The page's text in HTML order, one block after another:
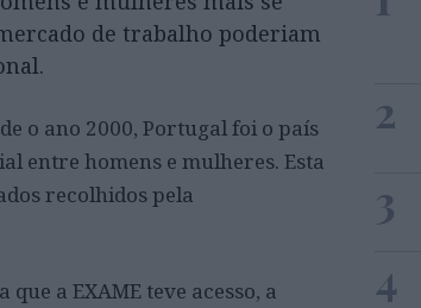
de trabalho poderiam
o ano 2000, Portugal foi o país
entre homens e mulheres. Esta
recolhidos pela
a EXAME teve acesso, a
2
3
4